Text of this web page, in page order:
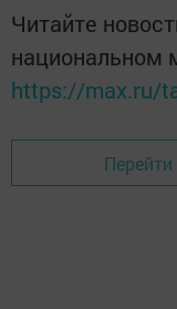
Читайте
национальном
https://max.ru/